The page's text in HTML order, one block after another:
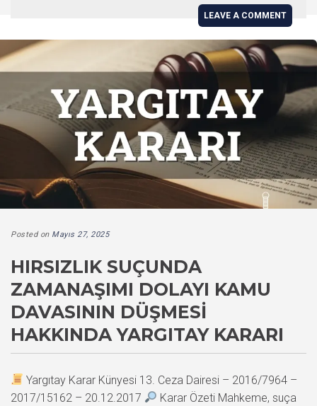
LEAVE A COMMENT
Posted on Mayıs 27, 2025
HIRSIZLIK SUÇUNDA
ZAMANAŞIMI DOLAYI KAMU
DAVASININ DÜŞMESI
HAKKINDA YARGITAY KARARI
Yargıtay Karar Künyesi 13. Ceza Dairesi – 2016/7964 –
2017/15162 – 20.12.2017
Karar Özeti Mahkeme, suça